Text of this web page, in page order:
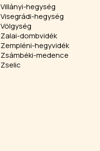
Villányi-hegység
Visegrádi-hegység
Völgység
Zalai-dombvidék
Zempléni-hegyvidék
Zsámbéki-medence
Zselic